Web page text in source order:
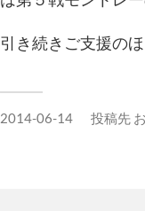
引き続きご支援の
2014-06-14 投稿先